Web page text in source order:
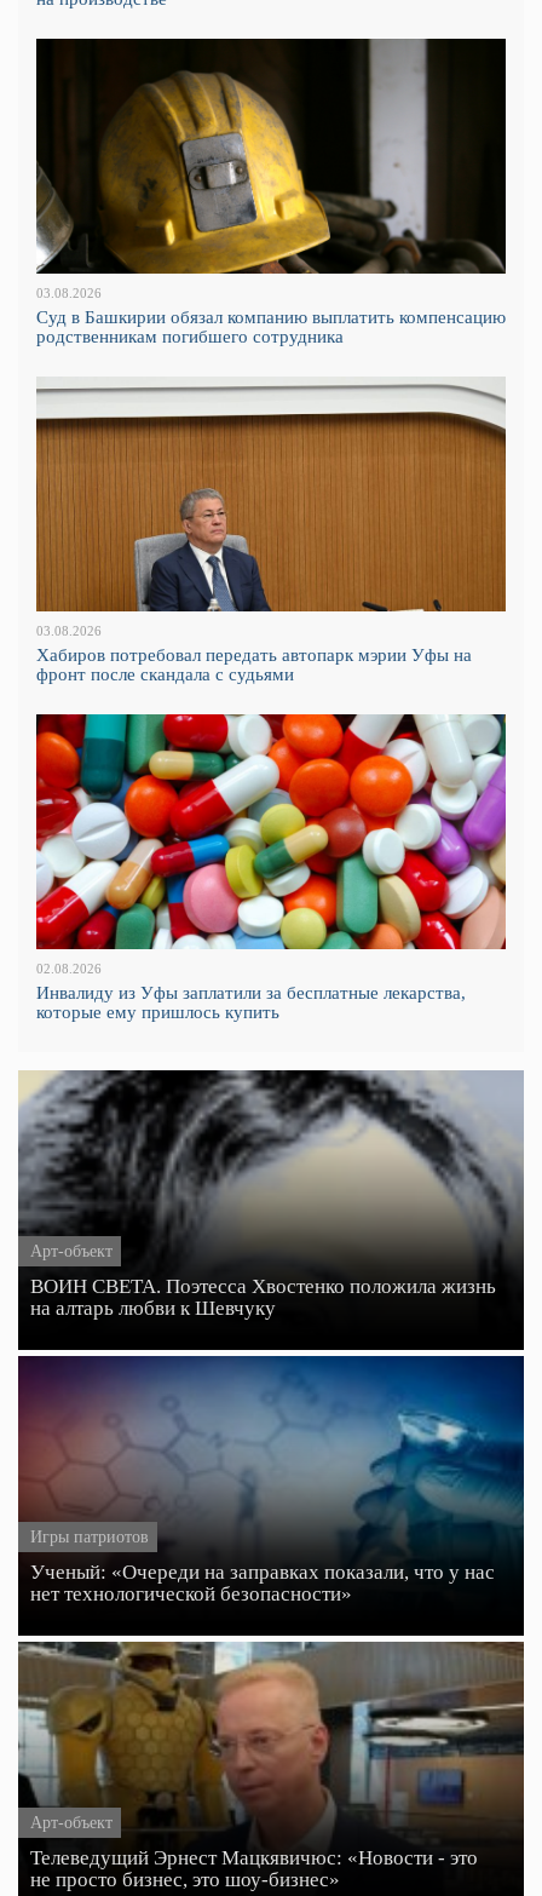
03.08.2026
Суд в Башкирии обязал компанию выплатить компенсацию
родственникам погибшего сотрудника
03.08.2026
Хабиров потребовал передать автопарк мэрии Уфы на
фронт после скандала с судьями
02.08.2026
Инвалиду из Уфы заплатили за бесплатные лекарства,
которые ему пришлось купить
Арт-объект
ВОИН СВЕТА. Поэтесса Хвостенко положила жизнь
на алтарь любви к Шевчуку
Игры патриотов
Ученый: «Очереди на заправках показали, что у нас
нет технологической безопасности»
Арт-объект
Телеведущий Эрнест Мацкявичюс: «Новости - это
не просто бизнес, это шоу-бизнес»